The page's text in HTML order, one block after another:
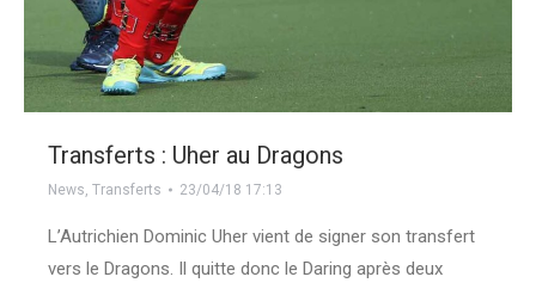
Transferts : Uher au Dragons
News, Transferts 23/04/18 17:13
L’Autrichien Dominic Uher vient de signer son transfert
vers le Dragons. Il quitte donc le Daring après deux